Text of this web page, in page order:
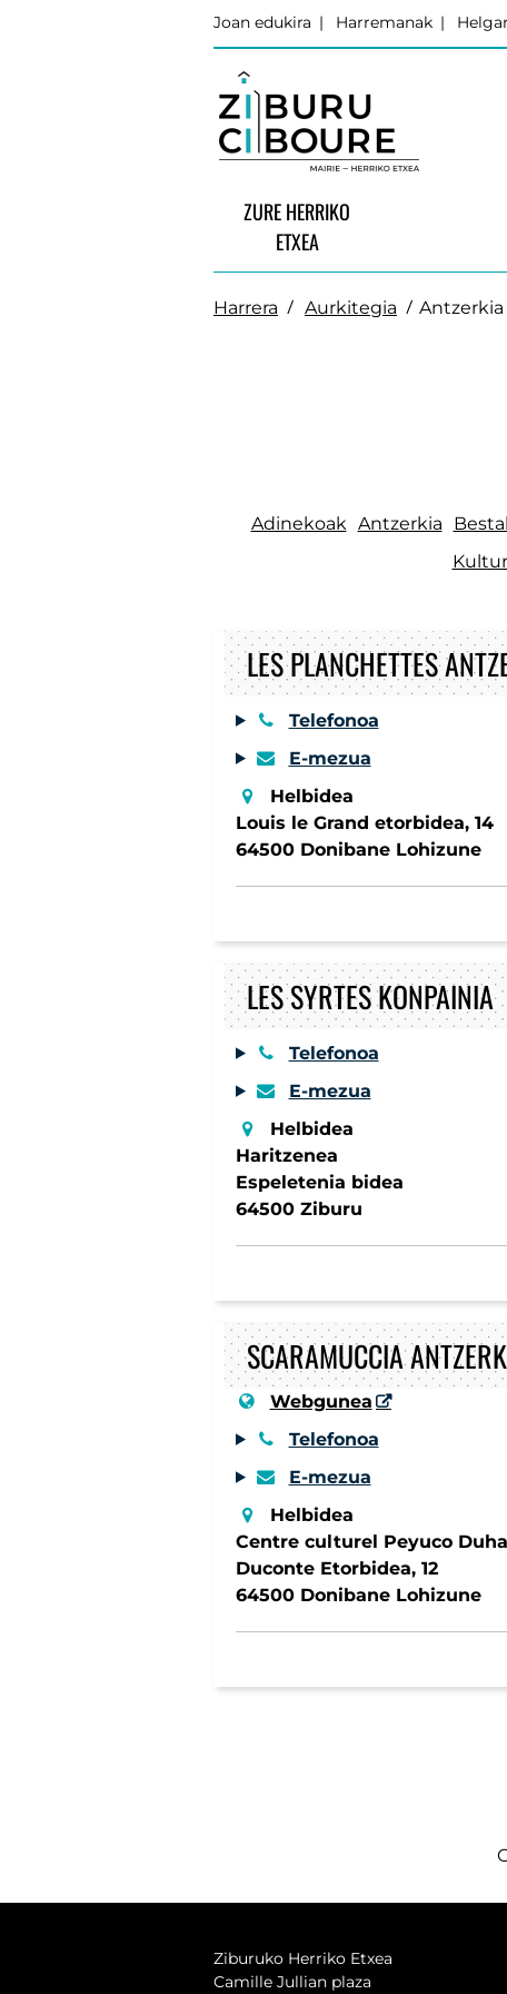
Joan edukira Harremanak
ZURE HERRIKO
ETXEA
Harrera Aurkitegia Antzerkia
Adinekoak Antzerkia
LES PLANCHETTES
Telefonoa
E-mezua
Helbidea
Louis le Grand etorbidea, 14
64500 Donibane Lohizune
LES SYRTES KONPAINIA
Telefonoa
E-mezua
Helbidea
Haritzenea
Espeletenia bidea
64500 Ziburu
SCARAMUCCIA
Webgunea
Telefonoa
E-mezua
Helbidea
Centre culturel Peyuco
Duconte Etorbidea, 12
64500 Donibane Lohizune
Ziburuko Herriko Etxea
Camille Jullian plaza